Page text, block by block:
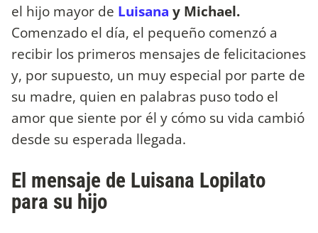
el hijo mayor de Luisana y Michael.
Comenzado el día, el pequeño comenzó a
recibir los primeros mensajes de felicitaciones
y, por supuesto, un muy especial por parte de
su madre, quien en palabras puso todo el
amor que siente por él y cómo su vida cambió
desde su esperada llegada.
El mensaje de Luisana Lopilato
para su hijo